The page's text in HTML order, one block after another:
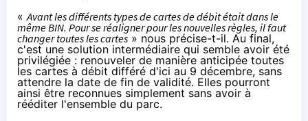
«Avant les différents types de cartes de débit était dans le
même BIN. Pour se réaligner pour les nouvelles règles, il faut
changer toutes les cartes » nous précise-t-il. Au final,
c'est une solution intermédiaire qui semble avoir été
privilégiée : renouveler de manière anticipée toutes
les cartes à débit différé d'ici au 9 décembre, sans
attendre la date de fin de validité. Elles pourront
ainsi être reconnues simplement sans avoir à
rééditer l'ensemble du parc.